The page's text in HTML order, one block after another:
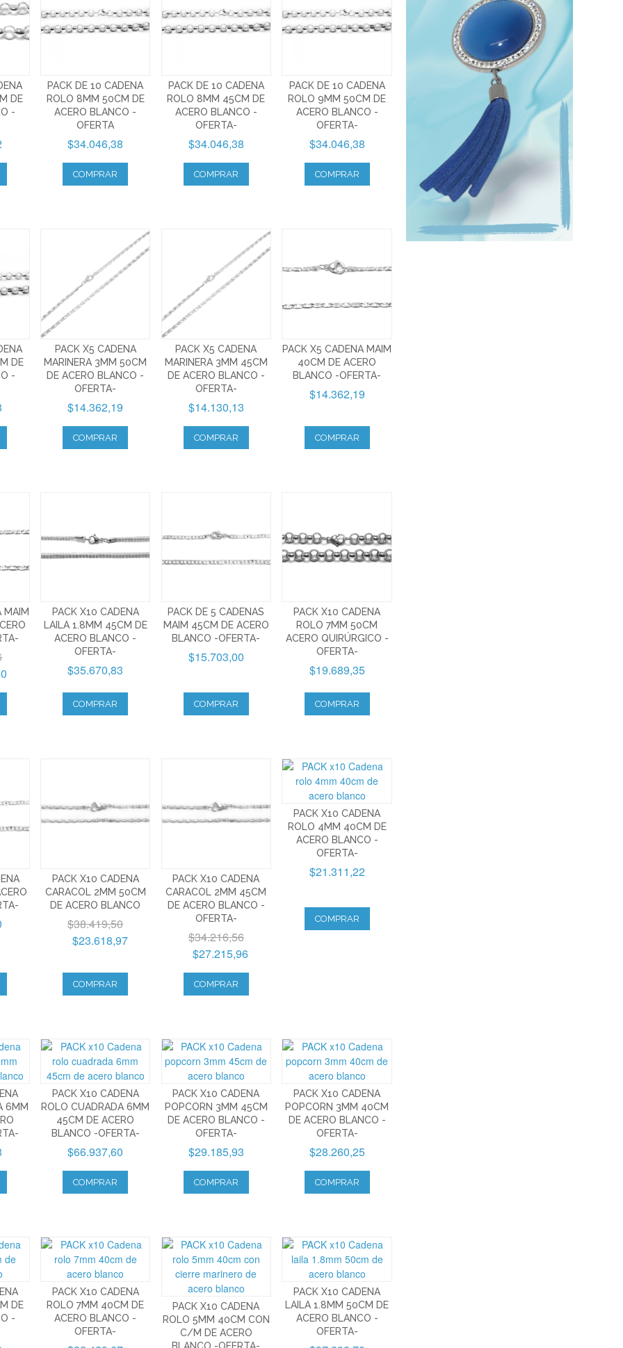
DE
-
PACK DE 10 CADENA
ROLO 8MM 50CM DE
ACERO BLANCO -
OFERTA
$34.046,38
COMPRAR
PACK DE 10 CADENA
ROLO 8MM 45CM DE
ACERO BLANCO -
OFERTA-
$34.046,38
COMPRAR
PACK DE 10 CADENA
ROLO 9MM 50CM DE
ACERO BLANCO -
OFERTA-
$34.046,38
COMPRAR
DE
-
PACK X5 CADENA
MARINERA 3MM 50CM
DE ACERO BLANCO -
OFERTA-
$14.362,19
COMPRAR
PACK X5 CADENA
MARINERA 3MM 45CM
DE ACERO BLANCO -
OFERTA-
$14.130,13
COMPRAR
PACK X5 CADENA MAIM
40CM DE ACERO
BLANCO -OFERTA-
$14.362,19
COMPRAR
MAIM
PACK X10 CADENA
LAILA 1.8MM 45CM DE
ACERO BLANCO -
OFERTA-
$35.670,83
COMPRAR
PACK DE 5 CADENAS
MAIM 45CM DE ACERO
BLANCO -OFERTA-
$15.703,00
COMPRAR
PACK X10 CADENA
ROLO 7MM 50CM
ACERO QUIRÚRGICO -
OFERTA-
$19.689,35
COMPRAR
PACK X10 CADENA
CARACOL 2MM 50CM
DE ACERO BLANCO
$38.419,50
$23.618,97
COMPRAR
PACK X10 CADENA
CARACOL 2MM 45CM
DE ACERO BLANCO -
OFERTA-
$34.216,56
$27.215,96
COMPRAR
PACK X10 CADENA
ROLO 4MM 40CM DE
ACERO BLANCO -
OFERTA-
$21.311,22
COMPRAR
6MM
PACK X10 CADENA
ROLO CUADRADA 6MM
45CM DE ACERO
BLANCO -OFERTA-
$66.937,60
COMPRAR
PACK X10 CADENA
POPCORN 3MM 45CM
DE ACERO BLANCO -
OFERTA-
$29.185,93
COMPRAR
PACK X10 CADENA
POPCORN 3MM 40CM
DE ACERO BLANCO -
OFERTA-
$28.260,25
COMPRAR
DE
-
PACK X10 CADENA
ROLO 7MM 40CM DE
ACERO BLANCO -
OFERTA-
PACK X10 CADENA
ROLO 5MM 40CM CON
C/M DE ACERO
PACK X10 CADENA
LAILA 1.8MM 50CM DE
ACERO BLANCO -
OFERTA-